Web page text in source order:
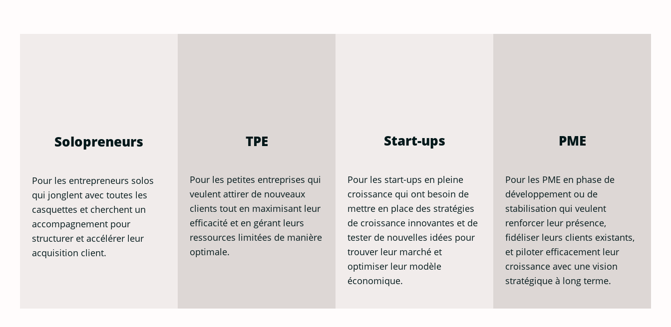
Solopreneurs
Pour les entrepreneurs solos
qui jonglent avec toutes les
casquettes et cherchent un
accompagnement pour
structurer et accélérer leur
acquisition client.
TPE
Pour les petites entreprises qui
veulent attirer de nouveaux
clients tout en maximisant leur
efficacité et en gérant leurs
ressources limitées de manière
optimale.
Start-ups
Pour les start-ups en pleine
croissance qui ont besoin de
mettre en place des stratégies
de croissance innovantes et de
tester de nouvelles idées pour
trouver leur marché et
optimiser leur modèle
économique.
PME
Pour les PME en phase de
développement ou de
stabilisation qui veulent
renforcer leur présence,
fidéliser leurs clients existants,
et piloter efficacement leur
croissance avec une vision
stratégique à long terme.